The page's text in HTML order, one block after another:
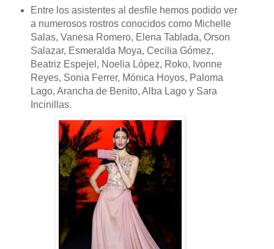
Entre los asistentes al desfile hemos podido ver
a numerosos rostros conocidos como Michelle
Salas, Vanesa Romero, Elena Tablada, Orson
Salazar, Esmeralda Moya, Cecilia Gómez,
Beatriz Espejel, Noelia López, Roko, Ivonne
Reyes, Sonia Ferrer, Mónica Hoyos, Paloma
Lago, Arancha de Benito, Alba Lago y Sara
Incinillas.